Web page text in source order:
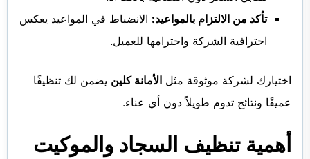
تأكد من الالتزام بالمواعيد: الانضباط في المواعيد يعكس
احترافية الشركة واحترامها للعميل.
اختيارك لشركة موثوقة مثل الأمانة كلين يضمن لك تنظيفًا
عميقًا ونتائج تدوم طويلاً دون أي عناء.
أهمية تنظيف السجاد والموكيت